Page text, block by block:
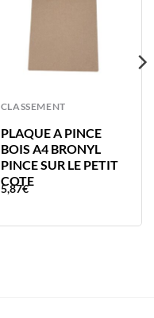
CLASSEMENT
PLAQUE A PINCE
BOIS A4 BRONYL
PINCE SUR LE PETIT
COTE
5,87€